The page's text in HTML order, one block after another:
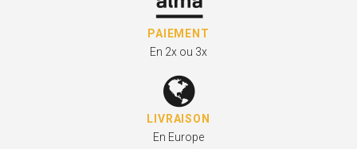
PAIEMENT
En 2x ou 3x
LIVRAISON
En Europe